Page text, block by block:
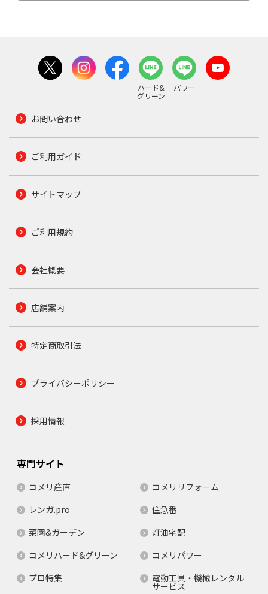
ハード&
グリーン
パワー
お問い合わせ
ご利用ガイド
サイトマップ
ご利用規約
会社概要
店舗案内
特定商取引法
プライバシーポリシー
採用情報
専門サイト
コメリ産直
コメリリフォーム
レンガ.pro
住急番
菜園&ガーデン
灯油宅配
コメリハード&グリーン
コメリパワー
プロ特集
電動工具・機械レンタル
サービス